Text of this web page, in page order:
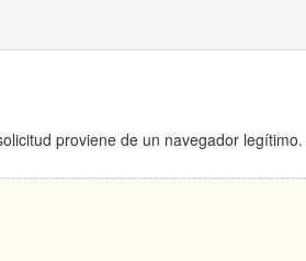
proviene de un navegador legítimo.